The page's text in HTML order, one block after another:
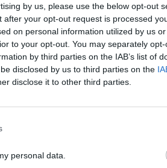
by us, please use the below opt-out
your opt-out request is processed
on personal information utilized by us
to your opt-out. You may separately
by third parties on the IAB’s list of
disclosed by us to third parties on the
disclose it to other third parties.
personal data.
patiekalo skonį ir